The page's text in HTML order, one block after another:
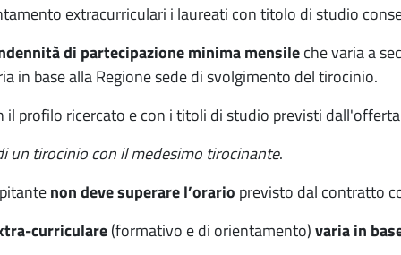
extracurriculari i laureati con titolo di studio
di partecipazione minima mensileche varia a
in base alla Regione sede di svolgimento del tirocinio.
il profilo ricercato e con i titoli di studio previsti
un tirocinio con il medesimo tirocinante.
non deve superare l’orario previsto dal contratto
curriculare(formativo e di orientamento)varia in